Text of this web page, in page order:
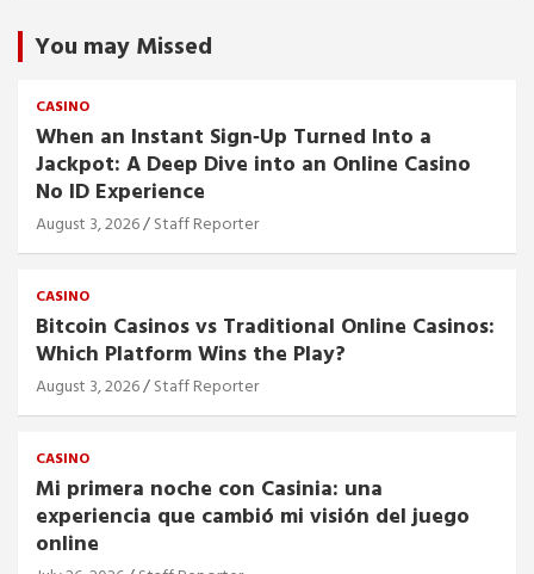
You may Missed
CASINO
When an Instant Sign‑Up Turned Into a
Jackpot: A Deep Dive into an Online Casino
No ID Experience
August 3, 2026 Staff Reporter
CASINO
Bitcoin Casinos vs Traditional Online Casinos:
Which Platform Wins the Play?
August 3, 2026 Staff Reporter
CASINO
Mi primera noche con Casinia: una
experiencia que cambió mi visión del juego
online